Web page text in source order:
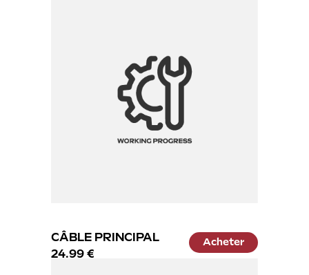
CÂBLE PRINCIPAL
24.99 €
Acheter